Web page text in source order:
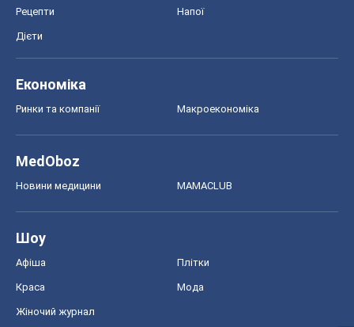
Рецепти Напої
Дієти
Економіка
Ринки та компанії Макроекономіка
MedOboz
Новини медицини MAMACLUB
Шоу
Афіша Плітки
Краса Мода
Жіночий журнал